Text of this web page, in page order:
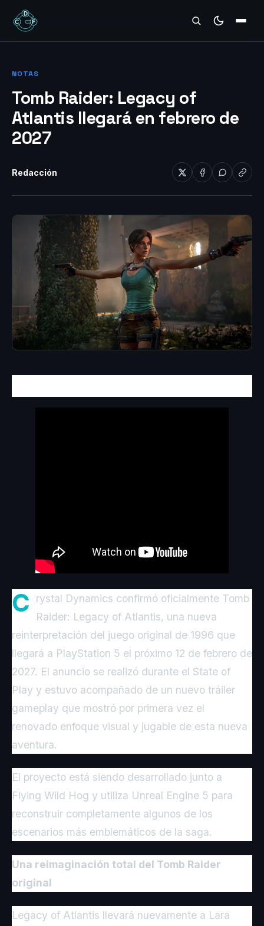
REVIEWS
NOTAS
Tomb Raider: Legacy of
Atlantis llegará en febrero de
2027
Redacción
C
rystal Dynamics confirmó oficialmente Tomb
Raider: Legacy of Atlantis, una nueva
reinterpretación del juego original de 1996 que
llegará a PlayStation 5 el próximo 12 de febrero de
2027. El anuncio se realizó durante el State of
Play y estuvo acompañado de un nuevo tráiler
gameplay que mostró por primera vez el
renovado enfoque visual y jugable de esta nueva
aventura.
El proyecto está siendo desarrollado junto a
Flying Wild Hog y utiliza Unreal Engine 5 para
reconstruir completamente algunos de los
escenarios más emblemáticos de la saga.
Una reimaginación total del Tomb Raider
original
Legacy of Atlantis llevará nuevamente a Lara